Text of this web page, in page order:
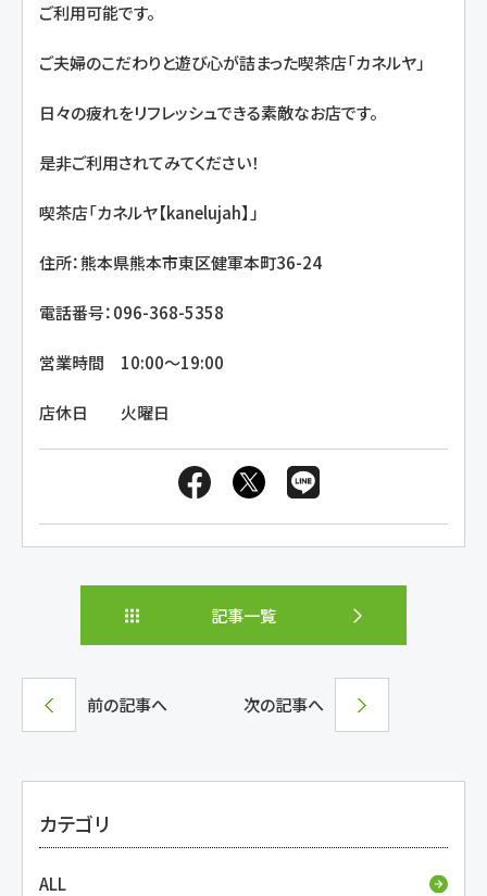
ご利用可能です。
ご夫婦のこだわりと遊び心が詰まった喫茶店「カネルヤ」
日々の疲れをリフレッシュできる素敵なお店です。
是非ご利用されてみてください！
喫茶店「カネルヤ【kanelujah】」
住所：熊本県熊本市東区健軍本町36-24
電話番号：096-368-5358
営業時間 10:00～19:00
店休日 火曜日
前の記事へ
記事一覧
次の記事へ
カテゴリ
ALL